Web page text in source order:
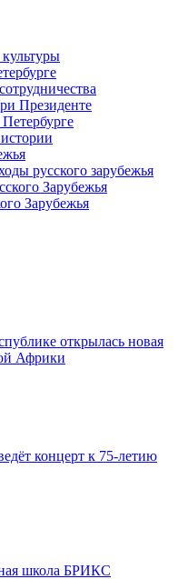
Президенте
русского зарубежья
Зарубежья
Зарубежья
открылась новая
Африки
концерт к 75-летию
школа БРИКС